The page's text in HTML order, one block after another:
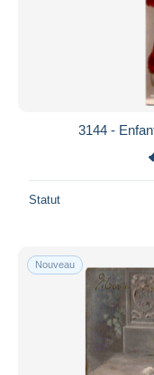
3144 -
Statut
Nouveau